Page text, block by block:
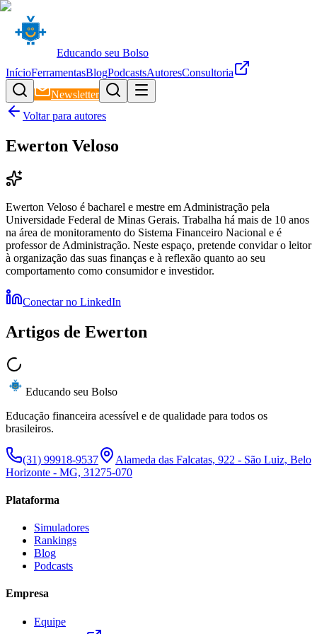
Educando seu Bolso
InícioFerramentasBlogPodcastsAutoresConsultoria
Newsletter
Voltar para autores
Ewerton Veloso
Ewerton Veloso é bacharel e mestre em Administração pela
Universidade Federal de Minas Gerais. Trabalha há mais de 10 anos
na área de monitoramento do Sistema Financeiro Nacional e é
professor de Administração. Neste espaço, pretende convidar o leitor
à organização das suas finanças e à reflexão quanto ao seu
comportamento como consumidor e investidor.
Conectar no LinkedIn
Artigos de Ewerton
Educando seu Bolso
Educação financeira acessível e de qualidade para todos os
brasileiros.
(31) 99918-9537
Alameda das Falcatas, 922 - São Luiz, Belo
Horizonte - MG, 31275-070
Plataforma
Simuladores
Rankings
Blog
Podcasts
Empresa
Equipe